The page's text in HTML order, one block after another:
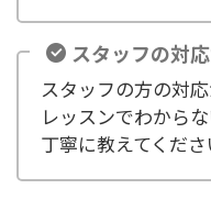
スタッフの対
スタッフの方の対
レッスンでわから
丁寧に教えてくださ